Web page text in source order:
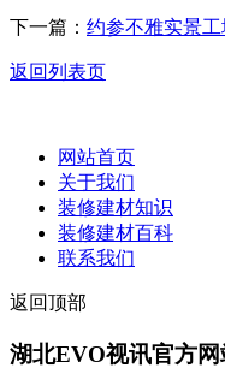
下一篇： 约参不雅实景工
返回列表页
网站首页
关于我们
装修建材知识
装修建材百科
联系我们
返回顶部
湖北EVO视讯官方